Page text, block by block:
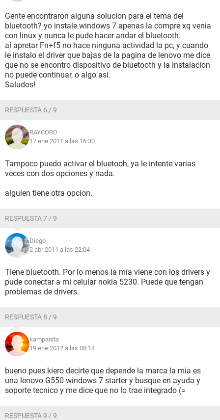
Gente encontraron alguna solucion para el tema del
bluetooth? yo instale windows 7 apenas la compre xq venia
con linux y nunca le pude hacer andar el bluetooth.
al apretar Fn+f5 no hace ninguna actividad la pc, y cuando
le instalo el driver que bajas de la pagina de lenovo me dice
que no se encontro dispositivo de bluetooth y la instalacion
no puede continuar, o algo asi.
Saludos!
RESPUESTA 6 / 9
RAYCORD
17 ene 2011 a las 16:30
Tampoco puedo activar el bluetooh, ya le intente varias
veces con dos opciones y nada.
alguien tiene otra opcion.
RESPUESTA 7 / 9
Diego
2 abr 2011 a las 22:04
Tiene bluetooth. Por lo menos la mía viene con los drivers y
pude conectar a mi celular nokia 5230. Puede que tengan
problemas de drivers.
RESPUESTA 8 / 9
kampanita
19 ene 2012 a las 08:14
bueno pues kiero decirte que depende la marca la mia es
una lenovo G550 windows 7 starter y busque en ayuda y
soporte tecnico y me dice que no lo trae integrado (=
RESPUESTA 9 / 9